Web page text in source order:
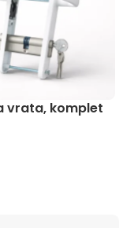
vrata, komplet